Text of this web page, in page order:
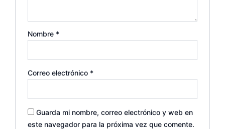
Nombre *
Correo electrónico *
Guarda mi nombre, correo electrónico y web en
este navegador para la próxima vez que comente.